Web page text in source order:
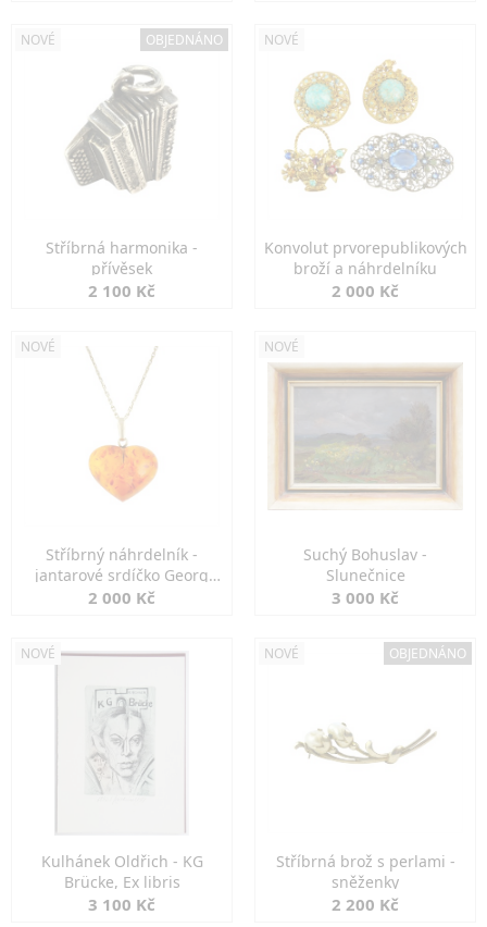
NOVÉ OBJEDNÁNO
Stříbrná harmonika -
přívěsek
2 100 Kč
NOVÉ
Konvolut prvorepublikových
broží a náhrdelníku
2 000 Kč
NOVÉ
Stříbrný náhrdelník -
jantarové srdíčko Georg
Kramer
2 000 Kč
NOVÉ
Suchý Bohuslav -
Slunečnice
3 000 Kč
NOVÉ
Kulhánek Oldřich - KG
Brücke, Ex libris
3 100 Kč
NOVÉ OBJEDNÁNO
Stříbrná brož s perlami -
sněženky
2 200 Kč